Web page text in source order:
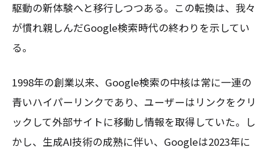
駆動の新体験へと移行しつつある。この転換は、我々
が慣れ親しんだGoogle検索時代の終わりを示してい
る。
1998年の創業以来、Google検索の中核は常に一連の
青いハイパーリンクであり、ユーザーはリンクをクリ
ックして外部サイトに移動し情報を取得していた。し
かし、生成AI技術の成熟に伴い、Googleは2023年に